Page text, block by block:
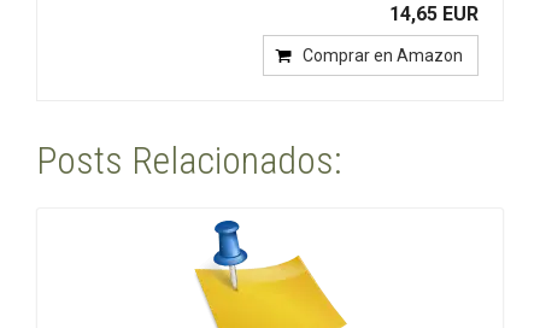
14,65 EUR
Comprar en Amazon
Posts Relacionados: